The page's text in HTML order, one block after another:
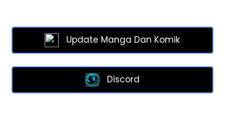
Update Manga Dan Komik
Discord